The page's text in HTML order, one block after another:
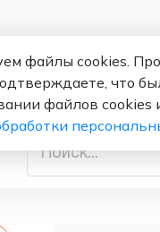
файлы cookies.
что
файлов cookies